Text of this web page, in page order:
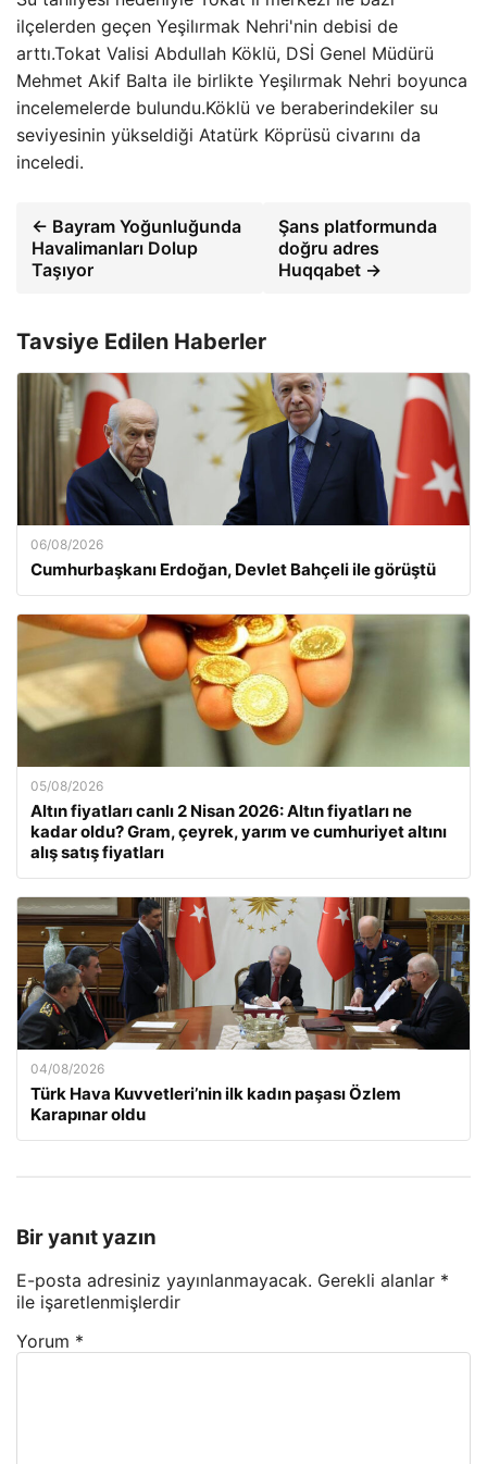
ilçelerden geçen Yeşilırmak Nehri'nin debisi de
arttı.Tokat Valisi Abdullah Köklü, DSİ Genel Müdürü
Mehmet Akif Balta ile birlikte Yeşilırmak Nehri boyunca
incelemelerde bulundu.Köklü ve beraberindekiler su
seviyesinin yükseldiği Atatürk Köprüsü civarını da
inceledi.
← Bayram Yoğunluğunda
Havalimanları Dolup
Taşıyor
Şans platformunda
doğru adres
Huqqabet →
Tavsiye Edilen Haberler
06/08/2026
Cumhurbaşkanı Erdoğan, Devlet Bahçeli ile görüştü
05/08/2026
Altın fiyatları canlı 2 Nisan 2026: Altın fiyatları ne
kadar oldu? Gram, çeyrek, yarım ve cumhuriyet altını
alış satış fiyatları
04/08/2026
Türk Hava Kuvvetleri’nin ilk kadın paşası Özlem
Karapınar oldu
Bir yanıt yazın
E-posta adresiniz yayınlanmayacak. Gerekli alanlar *
ile işaretlenmişlerdir
Yorum *